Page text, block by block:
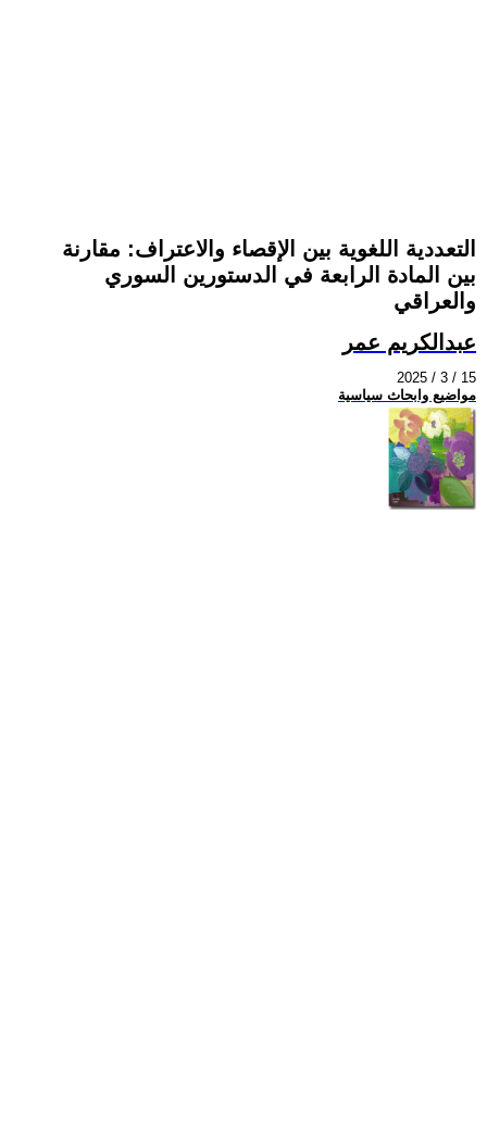
التعددية اللغوية بين الإقصاء والاعتراف: مقارنة
بين المادة الرابعة في الدستورين السوري
والعراقي
عبدالكريم عمر
2025 / 3 / 15
مواضيع وابحاث سياسية